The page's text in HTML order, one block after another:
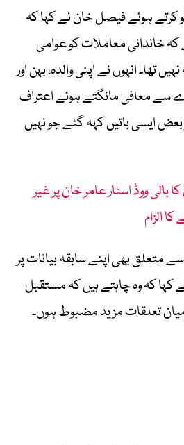
ہوئے فیصل خان نے کہا کہ
خاندانی معاملات کو عوامی
تھا۔ انہوں نے اپنی والدہ، بہن اور
سے معافی مانگتے ہوئے اعتراف
ایسی باتیں کہہ گئے جو نہیں
بالی ووڈ اسٹار عامر خان پر غیر
الزام
بھی اپنے سابقہ بیانات پر
کہا کہ وہ چاہتے ہیں کہ مستقبل
تعلقات مزید مضبوط ہوں۔